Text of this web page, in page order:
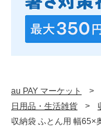
au PAY マーケット >
日用品・生活雑貨
>
収納袋 ふとん用 幅65×